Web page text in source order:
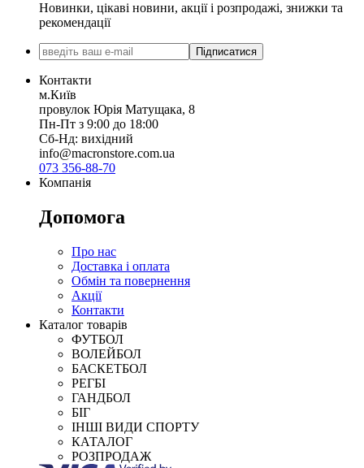
Новинки, цікаві новини, акції і розпродажі, знижки та
рекомендації
Підписатися
Контакти
м.Київ
провулок Юрія Матущака, 8
Пн-Пт з 9:00 до 18:00
Сб-Нд: вихідний
info@macronstore.com.ua
073 356-88-70
Компанія
Допомога
Про нас
Доставка і оплата
Обмін та повернення
Акції
Контакти
Каталог товарів
ФУТБОЛ
ВОЛЕЙБОЛ
БАСКЕТБОЛ
РЕГБІ
ГАНДБОЛ
БІГ
ІНШІ ВИДИ СПОРТУ
КАТАЛОГ
РОЗПРОДАЖ